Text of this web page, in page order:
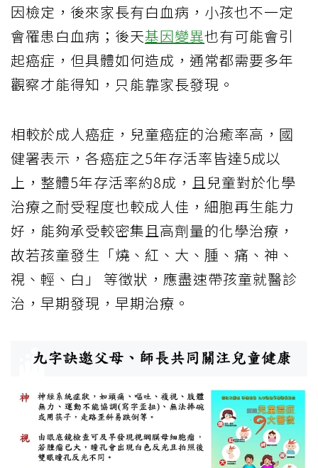
因檢定，後來家長有白血病，小孩也不一定
會罹患白血病；後天基因變異也有可能會引
起癌症，但具體如何造成，通常都需要多年
觀察才能得知，只能靠家長發現。
相較於成人癌症，兒童癌症的治癒率高，國
健署表示，各癌症之5年存活率皆達5成以
上，整體5年存活率約8成，且兒童對於化學
治療之耐受程度也較成人佳，細胞再生能力
好，能夠承受較密集且高劑量的化學治療，
故若孩童發生「燒、紅、大、腫、痛、神、
視、輕、白」 等徵狀，應盡速帶孩童就醫診
治，早期發現，早期治療。